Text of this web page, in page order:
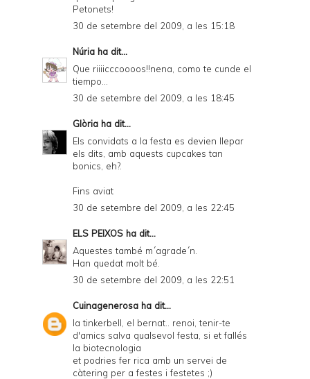
Petonets!
30 de setembre del 2009, a les 15:18
Núria ha dit...
Que riiiicccoooos!!nena, como te cunde el
tiempo...
30 de setembre del 2009, a les 18:45
Glòria ha dit...
Els convidats a la festa es devien llepar
els dits, amb aquests cupcakes tan
bonics, eh?.
Fins aviat
30 de setembre del 2009, a les 22:45
ELS PEIXOS ha dit...
Aquestes també m´agrade´n.
Han quedat molt bé.
30 de setembre del 2009, a les 22:51
Cuinagenerosa ha dit...
la tinkerbell, el bernat.. renoi, tenir-te
d'amics salva qualsevol festa, si et fallés
la biotecnologia
et podries fer rica amb un servei de
càtering per a festes i festetes ;)